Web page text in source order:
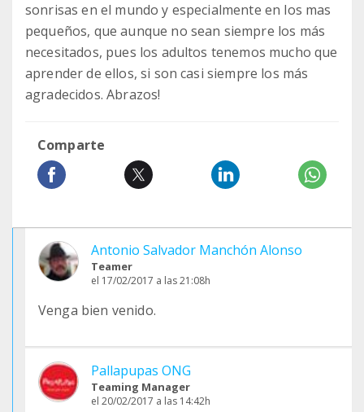
sonrisas en el mundo y especialmente en los mas
pequeños, que aunque no sean siempre los más
necesitados, pues los adultos tenemos mucho que
aprender de ellos, si son casi siempre los más
agradecidos. Abrazos!
Comparte
Antonio Salvador Manchón Alonso
Teamer
el 17/02/2017 a las 21:08h
Venga bien venido.
Pallapupas ONG
Teaming Manager
el 20/02/2017 a las 14:42h